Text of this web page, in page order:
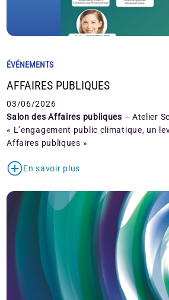
ÉVÉNEMENTS
AFFAIRES PUBLIQUES
03/06/2026
Salon des Affaires publiques – Atelier
« L’engagement public climatique, un
Affaires publiques »
En savoir plus